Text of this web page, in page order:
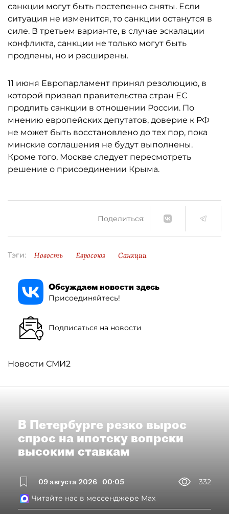
санкции могут быть постепенно сняты. Если
ситуация не изменится, то санкции останутся в
силе. В третьем варианте, в случае эскалации
конфликта, санкции не только могут быть
продлены, но и расширены.
11 июня Европарламент принял резолюцию, в
которой призвал правительства стран ЕС
продлить санкции в отношении России. По
мнению европейских депутатов, доверие к РФ
не может быть восстановлено до тех пор, пока
минские соглашения не будут выполнены.
Кроме того, Москве следует пересмотреть
решение о присоединении Крыма.
Поделиться:
Тэги: Новость Евросоюз Санкции
Обсуждаем новости здесь
Присоединяйтесь!
Подписаться на новости
Новости СМИ2
В Петербурге резко вырос
спрос на ипотеку вопреки
высоким ставкам
09 августа 2026 00:05
332
Читайте нас в мессенджере Max